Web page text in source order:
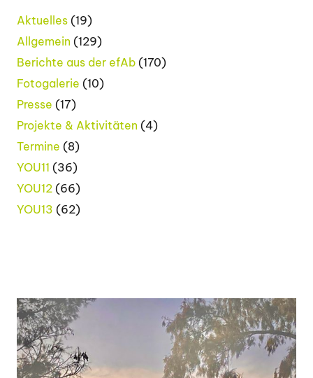
Aktuelles (19)
Allgemein (129)
Berichte aus der efAb (170)
Fotogalerie (10)
Presse (17)
Projekte & Aktivitäten (4)
Termine (8)
YOU11 (36)
YOU12 (66)
YOU13 (62)